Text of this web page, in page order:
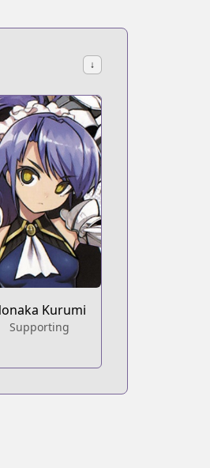
↓
Kurumi
Supporting